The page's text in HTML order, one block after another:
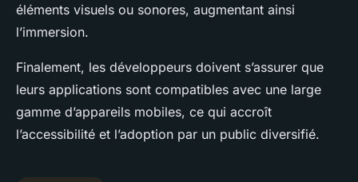
éléments visuels ou sonores, augmentant ainsi
l’immersion.
Finalement, les développeurs doivent s’assurer que
leurs applications sont compatibles avec une large
gamme d’appareils mobiles, ce qui accroît
l’accessibilité et l’adoption par un public diversifié.